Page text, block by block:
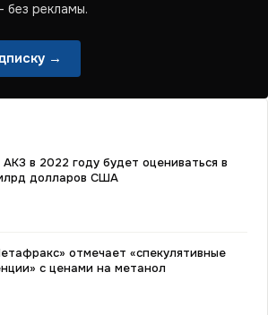
рекламы.
→
в 2022 году будет оцениваться в
долларов США
отмечает «спекулятивные
с ценами на метанол